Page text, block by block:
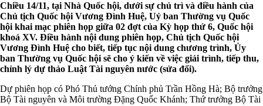
Chiều 14/11, tại Nhà Quốc hội, dưới sự chủ trì và điều hành của
Chủ tịch Quốc hội Vương Đình Huệ, Uỷ ban Thường vụ Quốc
hội khai mạc phiên họp giữa 02 đợt của Kỳ họp thứ 6, Quốc hội
khoá XV. Điều hành nội dung phiên họp, Chủ tịch Quốc hội
Vương Đình Huệ cho biết, tiếp tục nội dung chương trình, Ủy
ban Thường vụ Quốc hội sẽ cho ý kiến về việc giải trình, tiếp thu,
chỉnh lý dự thảo Luật Tài nguyên nước (sửa đổi).
Dự phiên họp có Phó Thủ tướng Chính phủ Trần Hồng Hà; Bộ trưởng
Bộ Tài nguyên và Môi trường Đặng Quốc Khánh; Thứ trưởng Bộ Tài